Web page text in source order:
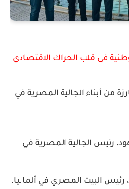
في قلب الحراك الاقتصادي
من أبناء الجالية المصرية في
، رئيس الجالية المصرية في
، رئيس البيت المصري في ألمانيا.